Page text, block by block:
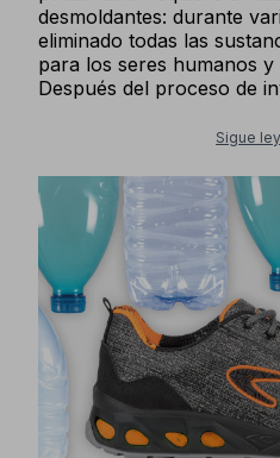
desmoldantes: durante
eliminado todas las
para los seres humanos y
Después del proceso de
reemplazó los productos
completamente 'verde'.
de agua para construir las
nuestro calzado, que es
ambiente. La última
de pegado de suelas de
automatizado, ubicado en
producción de Albaco
permite utilizar una
equivalente a la tercera
utilizaba con los
La planta está operativa
semestre de 2024.
Sigue